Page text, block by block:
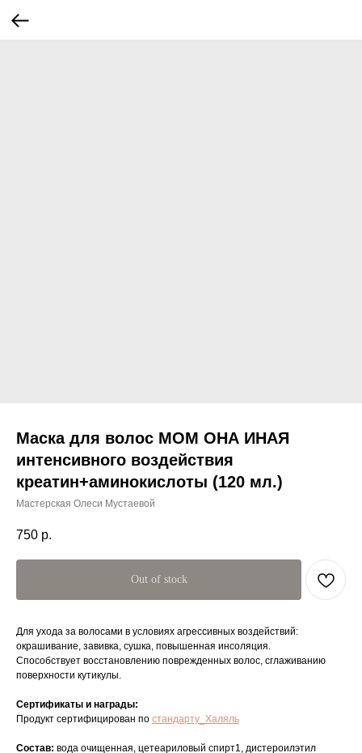
Маска для волос МОМ ОНА ИНАЯ
интенсивного воздействия
креатин+аминокислоты (120 мл.)
Мастерская Олеси Мустаевой
750 р.
Out of stock
Для ухода за волосами в условиях агрессивных воздействий:
окрашивание, завивка, сушка, повышенная инсоляция.
Способствует восстановлению поврежденных волос, сглаживанию
поверхности кутикулы.
Сертификаты и награды:
Продукт сертифицирован по стандарту_Халяль
Состав: вода очищенная, цетеариловый спирт1, дистероилэтил